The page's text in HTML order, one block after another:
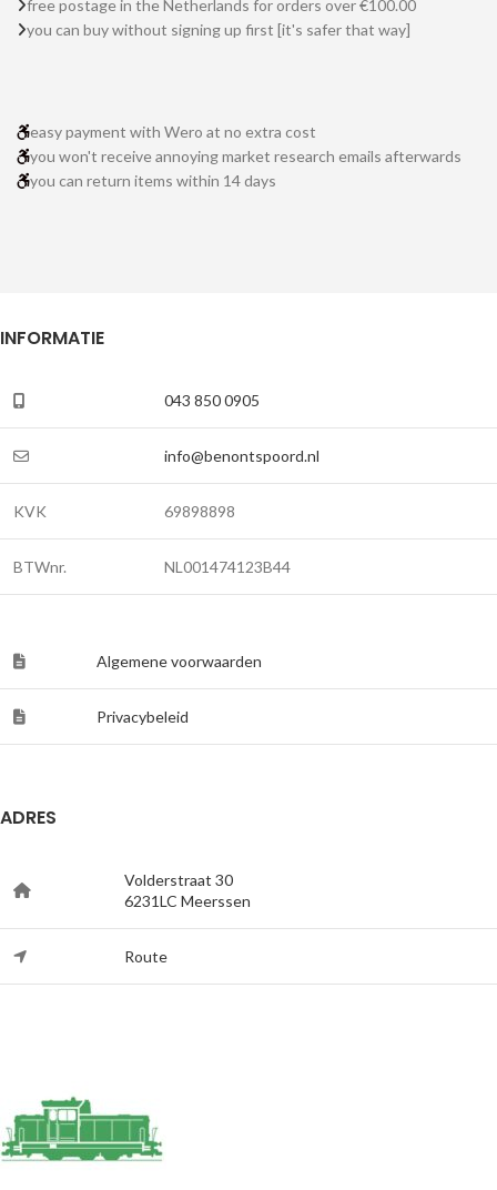
free postage in the Netherlands for orders over €100.00
you can buy without signing up first [it's safer that way]
easy payment with Wero at no extra cost
you won't receive annoying market research emails afterwards
you can return items within 14 days
INFORMATIE
043 850 0905
info@benontspoord.nl
KVK 69898898
BTWnr. NL001474123B44
Algemene voorwaarden
Privacybeleid
ADRES
Volderstraat 30
6231LC Meerssen
Route